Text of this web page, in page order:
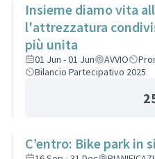
Insieme diamo vita
l'attrezzatura
più unita
01 Jun - 01 Jun AVVIO
Bilancio Partecipativo 2025
C’entro: Bike park in